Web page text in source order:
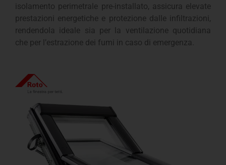
isolamento perimetrale pre-installato, assicura elevate
prestazioni energetiche e protezione dalle infiltrazioni,
rendendola ideale sia per la ventilazione quotidiana
che per l’estrazione dei fumi in caso di emergenza.